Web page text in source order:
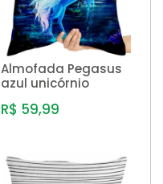
Almofada Pegasus
azul unicórnio
R$ 59,99